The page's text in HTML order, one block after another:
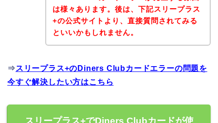
は様々あります。後は、下記スリープラス
+の公式サイトより、直接質問されてみる
といいかもしれません。
⇒ スリープラス+のDiners Clubカードエラーの問題を
今すぐ解決したい方はこちら
スリープラス+でDiners Clubカードが使